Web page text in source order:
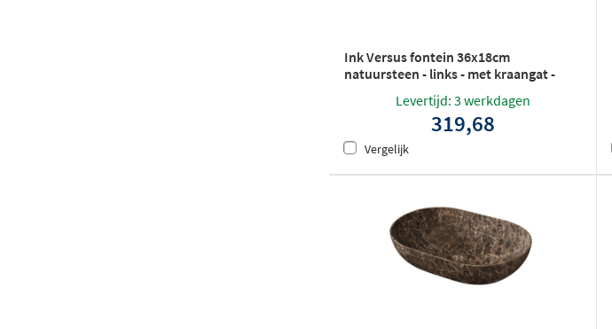
Ink Versus fontein 36x18cm
natuursteen - links - met kraangat -
Levertijd: 3 werkdagen
319,68
Vergelijk